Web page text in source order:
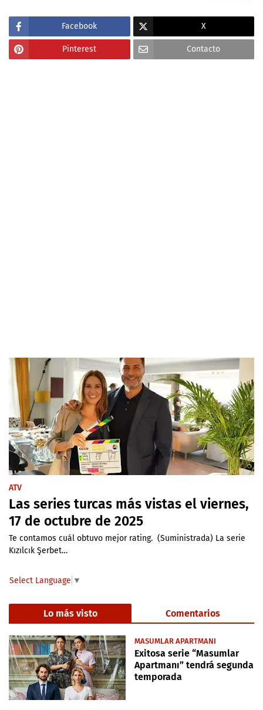
Facebook X
Pinterest Contacto
ATV
Las series turcas más vistas el viernes,
17 de octubre de 2025
Te contamos cuál obtuvo mejor rating. (Suministrada) La serie
Kızılcık Şerbet…
Select Language ▼
Lo más visto Comentarios
MASUMLAR APARTMANI
Exitosa serie “Masumlar
Apartmanı” tendrá segunda
temporada